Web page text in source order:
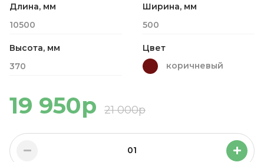
Длина, мм
10500
Ширина, мм
500
Высота, мм
370
Цвет
коричневый
19 950р 21 000р
01